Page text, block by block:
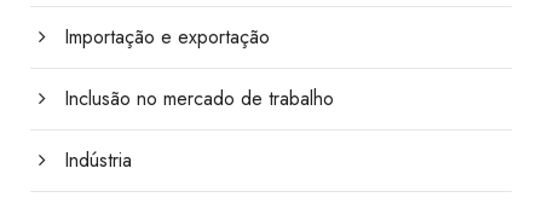
Importação e exportação
Inclusão no mercado de trabalho
Indústria